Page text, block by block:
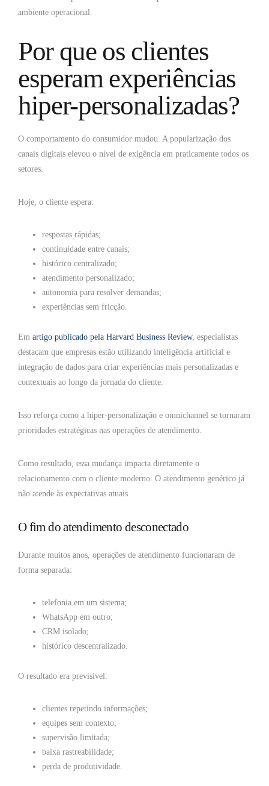
ambiente operacional.
Por que os clientes
esperam experiências
hiper-personalizadas?
O comportamento do consumidor mudou. A popularização dos
canais digitais elevou o nível de exigência em praticamente todos os
setores.
Hoje, o cliente espera:
respostas rápidas;
continuidade entre canais;
histórico centralizado;
atendimento personalizado;
autonomia para resolver demandas;
experiências sem fricção.
Em artigo publicado pela Harvard Business Review, especialistas
destacam que empresas estão utilizando inteligência artificial e
integração de dados para criar experiências mais personalizadas e
contextuais ao longo da jornada do cliente.
Isso reforça como a hiper-personalização e omnichannel se tornaram
prioridades estratégicas nas operações de atendimento.
Como resultado, essa mudança impacta diretamente o
relacionamento com o cliente moderno. O atendimento genérico já
não atende às expectativas atuais.
O fim do atendimento desconectado
Durante muitos anos, operações de atendimento funcionaram de
forma separada:
telefonia em um sistema;
WhatsApp em outro;
CRM isolado;
histórico descentralizado.
O resultado era previsível:
clientes repetindo informações;
equipes sem contexto;
supervisão limitada;
baixa rastreabilidade;
perda de produtividade.